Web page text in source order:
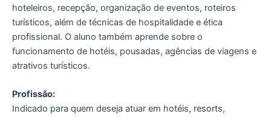
hoteleiros, recepção, organização de eventos, roteiros
turísticos, além de técnicas de hospitalidade e ética
profissional. O aluno também aprende sobre o
funcionamento de hotéis, pousadas, agências de viagens e
atrativos turísticos.
Profissão:
Indicado para quem deseja atuar em hotéis, resorts,